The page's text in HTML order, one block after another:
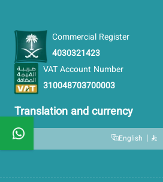
Commercial Register
4030321423
VAT Account Number
310048703700003
Translation and currency
English |